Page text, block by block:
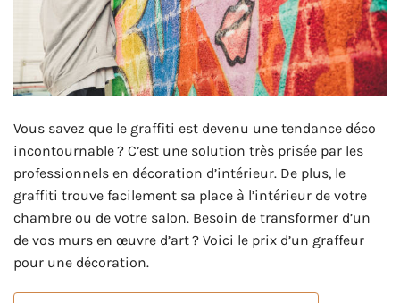
Vous savez que le graffiti est devenu une tendance déco
incontournable ? C’est une solution très prisée par les
professionnels en décoration d’intérieur. De plus, le
graffiti trouve facilement sa place à l’intérieur de votre
chambre ou de votre salon. Besoin de transformer d’un
de vos murs en œuvre d’art ? Voici le prix d’un graffeur
pour une décoration.